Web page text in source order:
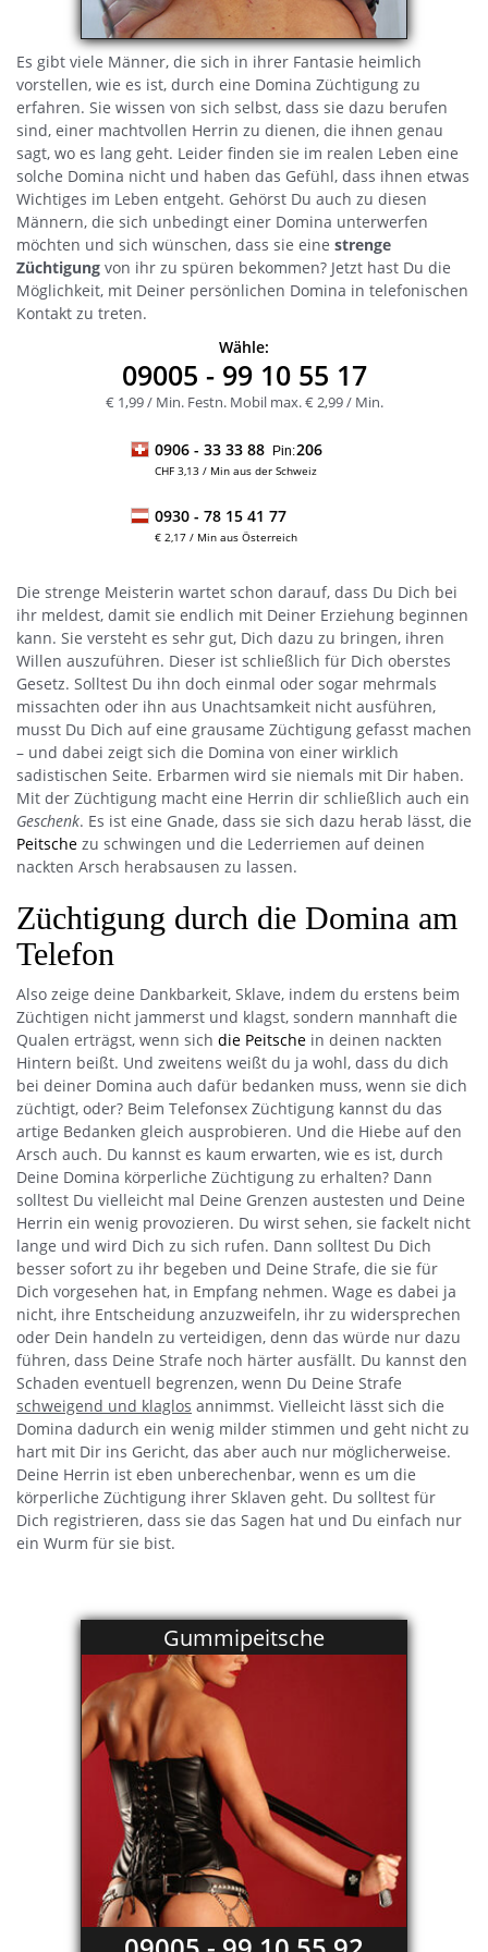
Es gibt viele Männer, die sich in ihrer Fantasie heimlich
vorstellen, wie es ist, durch eine Domina Züchtigung zu
erfahren. Sie wissen von sich selbst, dass sie dazu berufen
sind, einer machtvollen Herrin zu dienen, die ihnen genau
sagt, wo es lang geht. Leider finden sie im realen Leben eine
solche Domina nicht und haben das Gefühl, dass ihnen etwas
Wichtiges im Leben entgeht. Gehörst Du auch zu diesen
Männern, die sich unbedingt einer Domina unterwerfen
möchten und sich wünschen, dass sie eine strenge
Züchtigung von ihr zu spüren bekommen? Jetzt hast Du die
Möglichkeit, mit Deiner persönlichen Domina in telefonischen
Kontakt zu treten.
Wähle:
09005 - 99 10 55 17
€ 1,99 / Min. Festn. Mobil max. € 2,99 / Min.
0906 - 33 33 88 Pin:206
CHF 3,13 / Min aus der Schweiz
0930 - 78 15 41 77
€ 2,17 / Min aus Österreich
Die strenge Meisterin wartet schon darauf, dass Du Dich bei
ihr meldest, damit sie endlich mit Deiner Erziehung beginnen
kann. Sie versteht es sehr gut, Dich dazu zu bringen, ihren
Willen auszuführen. Dieser ist schließlich für Dich oberstes
Gesetz. Solltest Du ihn doch einmal oder sogar mehrmals
missachten oder ihn aus Unachtsamkeit nicht ausführen,
musst Du Dich auf eine grausame Züchtigung gefasst machen
– und dabei zeigt sich die Domina von einer wirklich
sadistischen Seite. Erbarmen wird sie niemals mit Dir haben.
Mit der Züchtigung macht eine Herrin dir schließlich auch ein
Geschenk. Es ist eine Gnade, dass sie sich dazu herab lässt, die
Peitsche zu schwingen und die Lederriemen auf deinen
nackten Arsch herabsausen zu lassen.
Züchtigung durch die Domina am
Telefon
Also zeige deine Dankbarkeit, Sklave, indem du erstens beim
Züchtigen nicht jammerst und klagst, sondern mannhaft die
Qualen erträgst, wenn sich die Peitsche in deinen nackten
Hintern beißt. Und zweitens weißt du ja wohl, dass du dich
bei deiner Domina auch dafür bedanken muss, wenn sie dich
züchtigt, oder? Beim Telefonsex Züchtigung kannst du das
artige Bedanken gleich ausprobieren. Und die Hiebe auf den
Arsch auch. Du kannst es kaum erwarten, wie es ist, durch
Deine Domina körperliche Züchtigung zu erhalten? Dann
solltest Du vielleicht mal Deine Grenzen austesten und Deine
Herrin ein wenig provozieren. Du wirst sehen, sie fackelt nicht
lange und wird Dich zu sich rufen. Dann solltest Du Dich
besser sofort zu ihr begeben und Deine Strafe, die sie für
Dich vorgesehen hat, in Empfang nehmen. Wage es dabei ja
nicht, ihre Entscheidung anzuzweifeln, ihr zu widersprechen
oder Dein handeln zu verteidigen, denn das würde nur dazu
führen, dass Deine Strafe noch härter ausfällt. Du kannst den
Schaden eventuell begrenzen, wenn Du Deine Strafe
schweigend und klaglos annimmst. Vielleicht lässt sich die
Domina dadurch ein wenig milder stimmen und geht nicht zu
hart mit Dir ins Gericht, das aber auch nur möglicherweise.
Deine Herrin ist eben unberechenbar, wenn es um die
körperliche Züchtigung ihrer Sklaven geht. Du solltest für
Dich registrieren, dass sie das Sagen hat und Du einfach nur
ein Wurm für sie bist.
Gummipeitsche